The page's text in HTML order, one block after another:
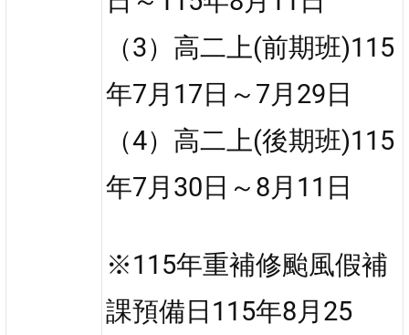
（3）高二上(前期班)115
年7月17日～7月29日
（4）高二上(後期班)115
年7月30日～8月11日
※115年重補修颱風假補
課預備日115年8月25